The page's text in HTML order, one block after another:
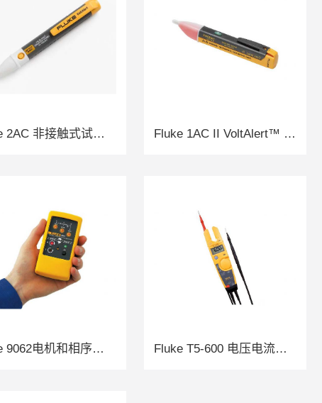
Fluke 2AC 非接触式试电笔 Fluke 1AC II VoltAlert™ 非接触试电笔
Fluke 9062电机和相序旋转指示仪 Fluke T5-600 电压电流通断测试仪 | 电压波动测试